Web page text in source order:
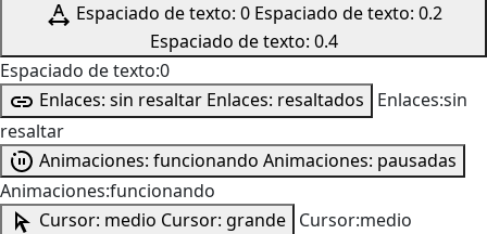
Espaciado de texto: 0 Espaciado de texto: 0.2
Espaciado de texto: 0.4
Espaciado de texto:0
Enlaces: sin resaltar Enlaces: resaltados
Enlaces:sin
resaltar
Animaciones: funcionando Animaciones: pausadas
Animaciones:funcionando
Cursor: medio Cursor: grande Cursor:medio